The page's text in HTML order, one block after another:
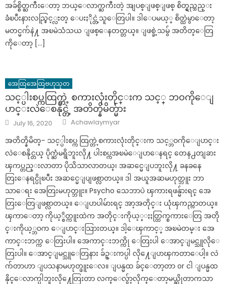
အခ်စ္စိတ္ႀကီးေတာ့ ဘယ္ေလာက္ႀကီးတဲ့ အျပစ္ျဖစ္ျဖစ္ စိတ္ရွည္သည္း
ခံၿပီးနားလည္ခြင့္လႊတ္ ေပးႏိုင္တဲ့သူေတြပါ။ ဒါေပမယ့္ စိတ္ထဲမွာေတာ့
မတင္မက်နဲ႔ အၿမဲသံသယ ျဖစ္ေနတတ္တယ္။ ျဖစ္ခဲ့သမွ် အတိတ္ေတြ
ကိုေတာ့ […]
အေထြအေထြဗဟုသုတ
သင့္ပါးစပ္ကထြက္တဲ့ စကားလုံးတိုင္းက သင့္ ဘဝကိုေျ
ပာင္းလဲေစနိုင္တဲ့ အတိတ္နိမိတ္မ်ား
Posted
on
July 16, 2020 Author
Achawlaymyar
အတိတ္နိမိတ္- သင့္ပါးစပ္က ထြက္တဲ့စကားလုံးတိုင္းက သင့္ဘဝကိုေျပာင္း
လဲေစနိုင္တယ္ ပိုက္ဆံမရွိဘူးလို႔ ပါးစပ္ကအၿမဲေျပာေနရင္ တေန႕တျခား
ၾကပ္တည္းလာတာ ပိုသိသာလာတယ္၊ အဆင္မေျပဘူးလို႔ ခနခနေ
တြးေနရင္ပိုၿပီး အဆင္မေျပျဖစ္လာတယ္။ ဒါ အယူအဆမဟုတ္ဘူး ဘာ
သာေရး အေတြးမဟုတ္ဘူး။ Psycho သေဘာပဲ ၾကားရဖန္မ်ားရင္ အေ
တြးေတြျဖစ္လာတယ္။ ေျပာပါမ်ားရင္ အာ့အတိုင္း ယုံၾကည္လာတယ္။
ၾကာေတာ့ ကိုယ့္စိတ္ကူးထဲက အတိုင္းကိုယ့္ႏႈတ္ထြက္စကားေတြ အတို
င္းကိုယ့္ဘဝက ေျပာင္းသြားတယ္။ ဒါ့ေၾကာင့္ အၿမဲတမ္း အေ
ကာင္းဘက္က ေတြးပါ။ အေကာင္းဘက္ကို ေတြးပါ ေအာင္ျမင္သူလိုေ
တြးပါ။ ေအာင္ျမင္သူေတြနား ခ်ဥ္းကပ္ပါ လို႔ေျပာၾကတာေပါ့။ လဲ
က်တာဟာ ျပသနာမဟုတ္ဖူးေလ။ ျပန္မထ ခ်င္ေတာ့တာ or ငါ ျပန္မထ
နိုင္ေလာက္ပါဘူးလို႔ေတြးတာ လက္ေလွ်ာ့လိုက္ေတာ့မယ္ဆိုတာကသာ